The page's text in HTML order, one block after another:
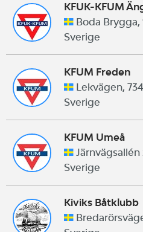
KFUK-KFUM
Boda Brygga,
Sverige
KFUM Freden
Lekvägen,
Sverige
KFUM Umeå
Järnvägsallén
Sverige
Kiviks Båtklubb